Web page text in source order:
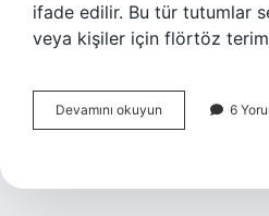
ifade edilir. Bu tür tutumlar
veya kişiler için flörtöz terimi
Devamını okuyun
Kime
6